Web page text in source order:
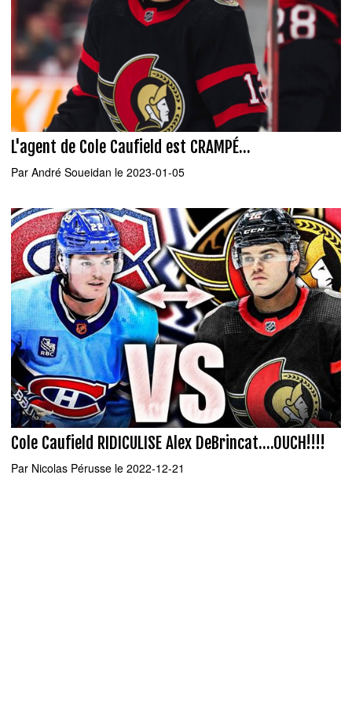
L'agent de Cole Caufield est CRAMPÉ...
Par André Soueidan le 2023-01-05
Cole Caufield RIDICULISE Alex DeBrincat....OUCH!!!!
Par Nicolas Pérusse le 2022-12-21